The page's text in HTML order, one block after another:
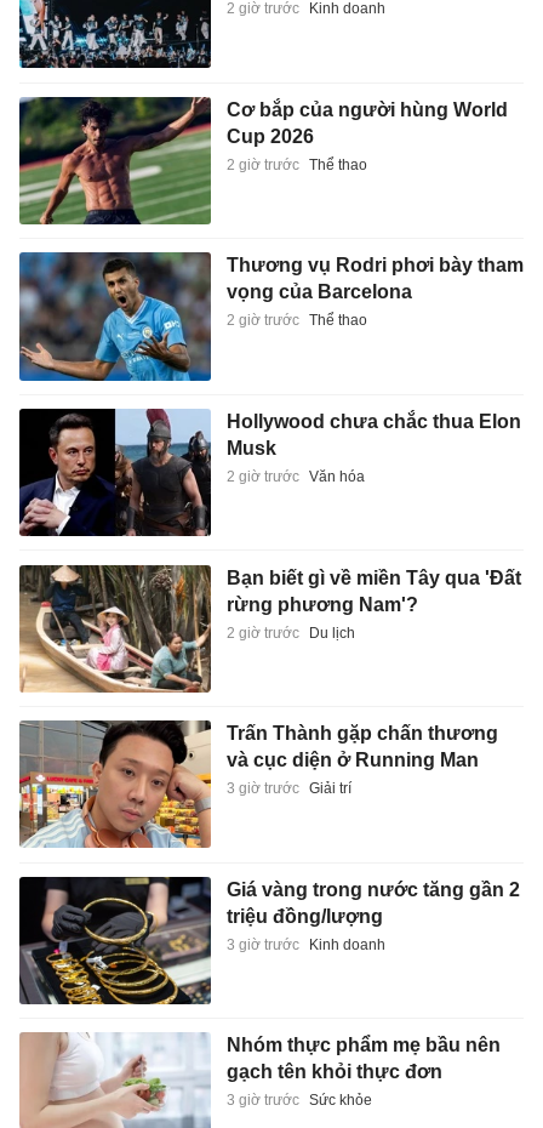
2 giờ trước Kinh doanh
Cơ bắp của người hùng World
Cup 2026
2 giờ trước Thể thao
Thương vụ Rodri phơi bày tham
vọng của Barcelona
2 giờ trước Thể thao
Hollywood chưa chắc thua Elon
Musk
2 giờ trước Văn hóa
Bạn biết gì về miền Tây qua 'Đất
rừng phương Nam'?
2 giờ trước Du lịch
Trấn Thành gặp chấn thương
và cục diện ở Running Man
3 giờ trước Giải trí
Giá vàng trong nước tăng gần 2
triệu đồng/lượng
3 giờ trước Kinh doanh
Nhóm thực phẩm mẹ bầu nên
gạch tên khỏi thực đơn
3 giờ trước Sức khỏe